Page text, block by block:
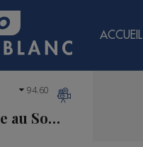
ACCUEIL
La Musique au Sommet
94.60